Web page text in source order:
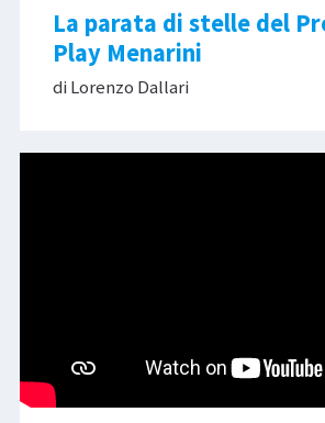
La parata di stelle del
Play Menarini
di Lorenzo Dallari